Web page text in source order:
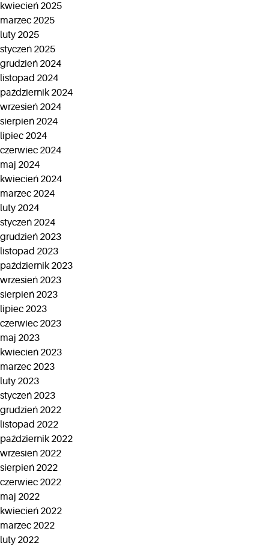
kwiecień 2025
marzec 2025
luty 2025
styczeń 2025
grudzień 2024
listopad 2024
październik 2024
wrzesień 2024
sierpień 2024
lipiec 2024
czerwiec 2024
maj 2024
kwiecień 2024
marzec 2024
luty 2024
styczeń 2024
grudzień 2023
listopad 2023
październik 2023
wrzesień 2023
sierpień 2023
lipiec 2023
czerwiec 2023
maj 2023
kwiecień 2023
marzec 2023
luty 2023
styczeń 2023
grudzień 2022
listopad 2022
październik 2022
wrzesień 2022
sierpień 2022
czerwiec 2022
maj 2022
kwiecień 2022
marzec 2022
luty 2022